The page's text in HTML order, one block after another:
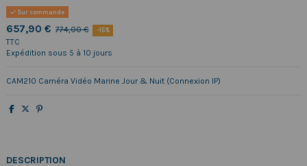
Sur commande
657,90 € 774,00 € -15%
TTC
Expédition sous 5 à 10 jours
CAM210 Caméra Vidéo Marine Jour & Nuit (Connexion IP)
DESCRIPTION